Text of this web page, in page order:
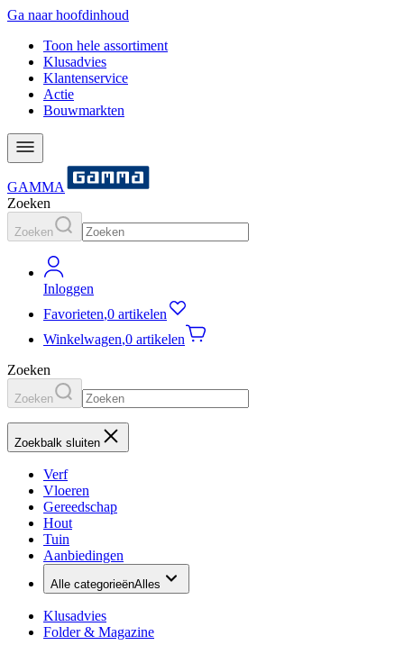
Ga naar hoofdinhoud
Toon hele assortiment
Klusadvies
Klantenservice
Actie
Bouwmarkten
GAMMA
Zoeken
Zoeken
Inloggen
Favorieten,0 artikelen
Winkelwagen,0 artikelen
Zoeken
Zoeken
Zoekbalk sluiten
Verf
Vloeren
Gereedschap
Hout
Tuin
Aanbiedingen
Alle categorieënAlles
Klusadvies
Folder & Magazine